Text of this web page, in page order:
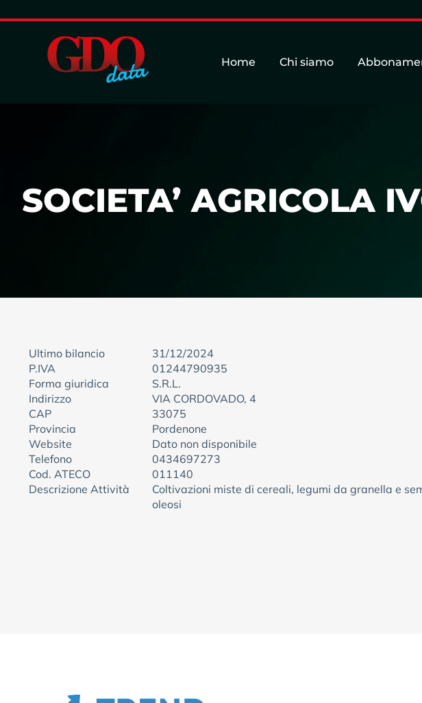
Home Chi siamo
SOCIETA’ AGRICOLA
Ultimo bilancio
31/12/2024
P.IVA
01244790935
Forma giuridica
S.R.L.
Indirizzo
VIA CORDOVADO, 4
CAP
33075
Provincia
Pordenone
Website
Dato non disponibile
Telefono
0434697273
Cod. ATECO
011140
Descrizione Attività
Coltivazioni miste di cereali, legumi da granella e
oleosi